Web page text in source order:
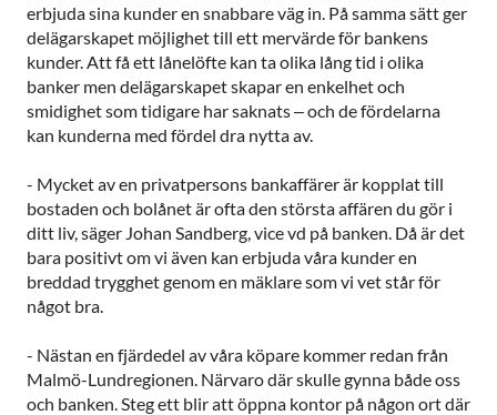
erbjuda sina kunder en snabbare väg in. På samma sätt ger
delägarskapet möjlighet till ett mervärde för bankens
kunder. Att få ett lånelöfte kan ta olika lång tid i olika
banker men delägarskapet skapar en enkelhet och
smidighet som tidigare har saknats – och de fördelarna
kan kunderna med fördel dra nytta av.
- Mycket av en privatpersons bankaffärer är kopplat till
bostaden och bolånet är ofta den största affären du gör i
ditt liv, säger Johan Sandberg, vice vd på banken. Då är det
bara positivt om vi även kan erbjuda våra kunder en
breddad trygghet genom en mäklare som vi vet står för
något bra.
- Nästan en fjärdedel av våra köpare kommer redan från
Malmö-Lundregionen. Närvaro där skulle gynna både oss
och banken. Steg ett blir att öppna kontor på någon ort där